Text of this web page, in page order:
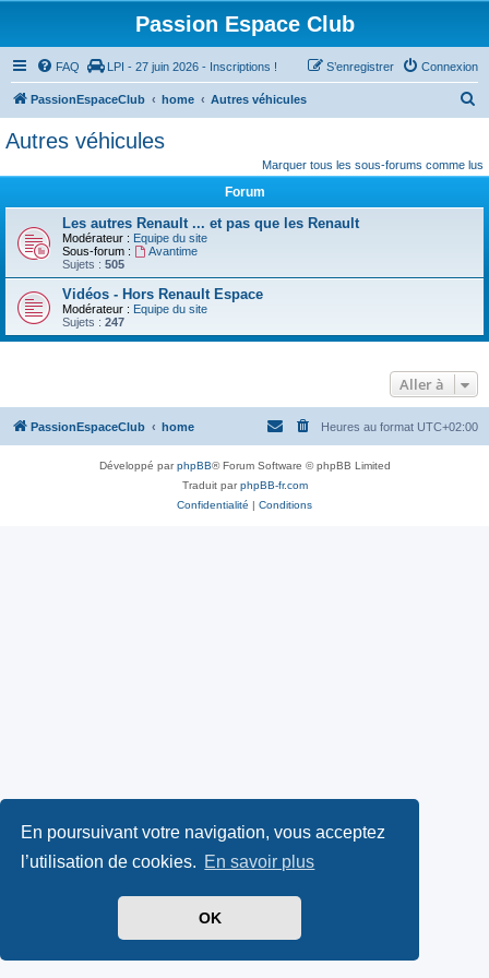
En poursuivant votre navigation, vous acceptez
l’utilisation de cookies. En savoir plus
OK
Passion Espace Club
FAQ LPI - 27 juin 2026 - Inscriptions ! Connexion
S’enregistrer
PassionEspaceClub home Autres véhicules
h
h
r
Autres véhicules
Marquer tous les sous-forums comme lus
Forum
Les autres Renault ... et pas que les Renault
Modérateur : Equipe du site
Sous-forum :
Avantime
Sujets : 505
Vidéos - Hors Renault Espace
Modérateur : Equipe du site
Sujets : 247
Aller à
PassionEspaceClub home Heures au format UTC+02:00
Développé parphpBB® Forum Software © phpBB Limited
Traduit parphpBB-fr.com
Confidentialité | Conditions